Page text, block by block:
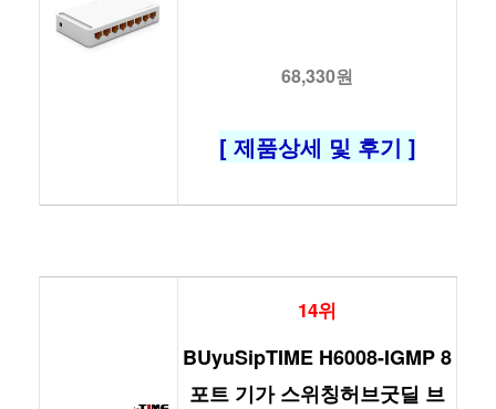
68,330원
[ 제품상세 및 후기 ]
14위
BUyuSipTIME H6008-IGMP 8
포트 기가 스위칭허브굿딜 브